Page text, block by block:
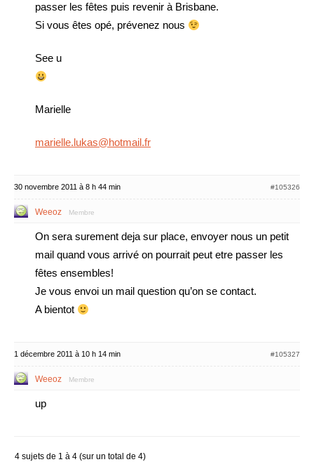
passer les fêtes puis revenir à Brisbane.
Si vous êtes opé, prévenez nous
See u
Marielle
marielle.lukas@hotmail.fr
30 novembre 2011 à 8 h 44 min #105326
Weeoz Membre
On sera surement deja sur place, envoyer nous un petit
mail quand vous arrivé on pourrait peut etre passer les
fêtes ensembles!
Je vous envoi un mail question qu’on se contact.
A bientot
1 décembre 2011 à 10 h 14 min #105327
Weeoz Membre
up
4 sujets de 1 à 4 (sur un total de 4)